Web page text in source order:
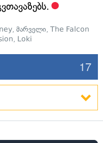
, მარველი, The Falcon
, Loki
17